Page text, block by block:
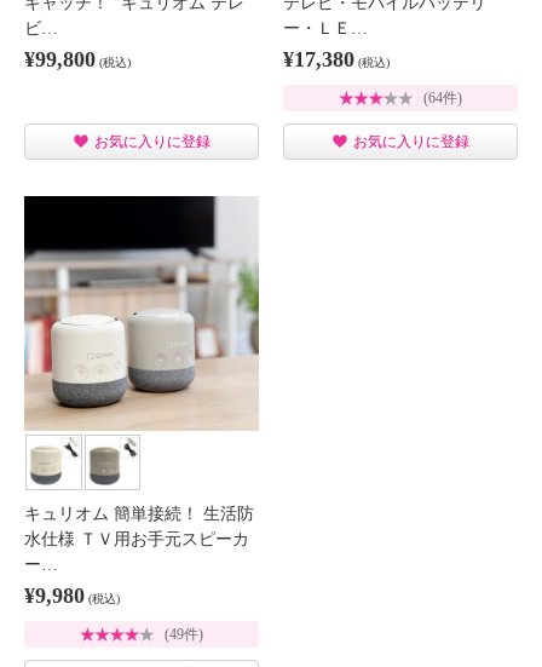
ビ…
¥99,800 (税込)
お気に入りに登録
ー・ＬＥ…
¥17,380 (税込)
(64件)
お気に入りに登録
キュリオム 簡単接続！ 生活防
水仕様 ＴＶ用お手元スピーカ
ー…
¥9,980 (税込)
(49件)